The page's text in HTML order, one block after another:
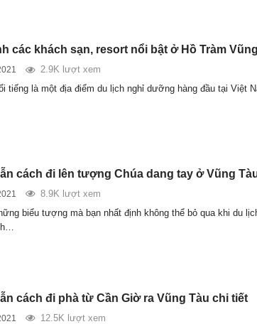
các khách sạn, resort nổi bật ở Hồ Tràm
2.9K lượt xem
tiếng là một địa điểm du lịch nghỉ dưỡng hàng đầu tại Việt
cách đi lên tượng Chúa dang tay ở Vũng
8.9K lượt xem
biểu tượng mà bạn nhất định không thể bỏ qua khi du
cách đi phà từ Cần Giờ ra Vũng Tàu chi tiết
12.5K lượt xem